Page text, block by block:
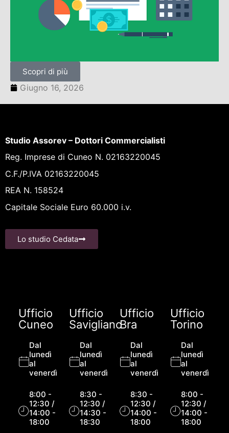
Scopri di più
Giugno 16, 2026
Studio Assorev – Dottori Commercialisti
Reg. Imprese di Cuneo N. 02163220045
C.F./P.IVA 02163220045
REA N. 158524
Capitale Sociale Euro 60.000 i.v.
Lo studio Cedata
Ufficio
Cuneo
Dal
lunedì
al
venerdì
8:00 -
12:30 /
14:00 -
18:00
Ufficio
Savigliano
Dal
lunedì
al
venerdì
8:30 -
12:30 /
14:30 -
18:30
Ufficio
Bra
Dal
lunedì
al
venerdì
8:30 -
12:30 /
14:00 -
18:00
Ufficio
Torino
Dal
lunedì
al
venerdì
8:00 -
12:30 /
14:00 -
18:00